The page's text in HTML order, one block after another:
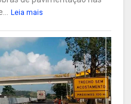
Leia mais